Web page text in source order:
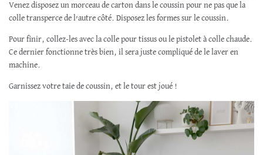
Venez disposez un morceau de carton dans le coussin pour ne pas que la
colle transperce de l’autre côté. Disposez les formes sur le coussin.
Pour finir, collez-les avec la colle pour tissus ou le pistolet à colle chaude.
Ce dernier fonctionne très bien, il sera juste compliqué de le laver en
machine.
Garnissez votre taie de coussin, et le tour est joué !